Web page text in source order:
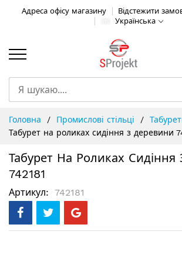
Адреса офісу магазину Відстежити
Українська
Content
Головна Промислові стільці
Табурет на роликах сидіння з деревини
Табурет На Роликах
742181
Артикул 742181